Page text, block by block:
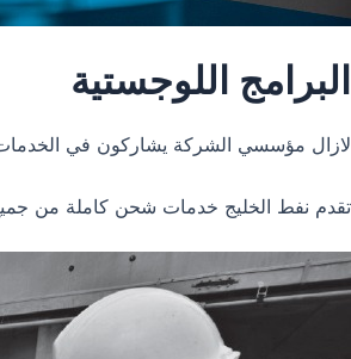
البرامج اللوجستية
لازال مؤسسي الشركة يشاركون في الخدمات
تقدم نفط الخليج خدمات شحن كاملة من جميع